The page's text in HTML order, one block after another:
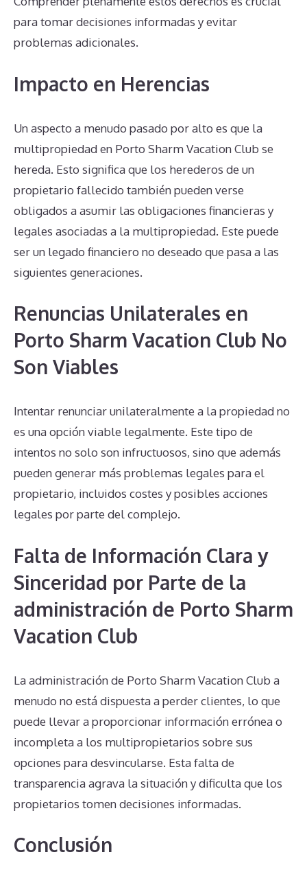
para tomar decisiones informadas y evitar
problemas adicionales.
Impacto en Herencias
Un aspecto a menudo pasado por alto es que la
multipropiedad en Porto Sharm Vacation Club se
hereda. Esto significa que los herederos de un
propietario fallecido también pueden verse
obligados a asumir las obligaciones financieras y
legales asociadas a la multipropiedad. Este puede
ser un legado financiero no deseado que pasa a las
siguientes generaciones.
Renuncias Unilaterales en
Porto Sharm Vacation Club No
Son Viables
Intentar renunciar unilateralmente a la propiedad no
es una opción viable legalmente. Este tipo de
intentos no solo son infructuosos, sino que además
pueden generar más problemas legales para el
propietario, incluidos costes y posibles acciones
legales por parte del complejo.
Falta de Información Clara y
Sinceridad por Parte de la
administración de Porto Sharm
Vacation Club
La administración de Porto Sharm Vacation Club a
menudo no está dispuesta a perder clientes, lo que
puede llevar a proporcionar información errónea o
incompleta a los multipropietarios sobre sus
opciones para desvincularse. Esta falta de
transparencia agrava la situación y dificulta que los
propietarios tomen decisiones informadas.
Conclusión